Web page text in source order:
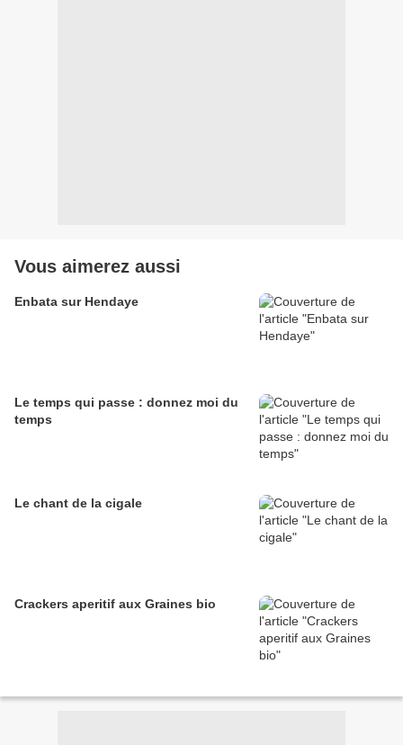
Vous aimerez aussi
Enbata sur Hendaye
Le temps qui passe : donnez moi du
temps
Le chant de la cigale
Crackers aperitif aux Graines bio